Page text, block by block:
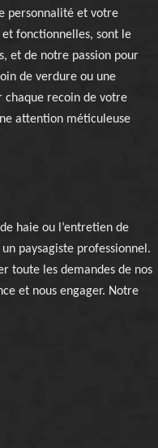
personnalité et votre
fonctionnelles, sont le
et de notre passion pour
de verdure ou une
chaque recoin de votre
attention méticuleuse
haie ou l’entretien de
paysagiste professionnel.
toute les demandes de nos
et nous engager. Notre